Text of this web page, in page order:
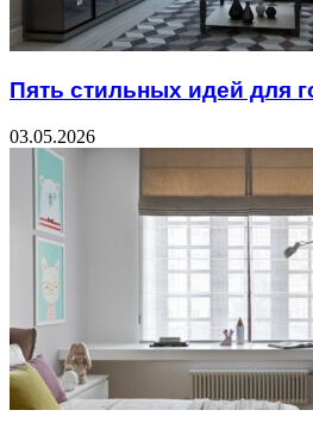
Пять стильных идей для
03.05.2026